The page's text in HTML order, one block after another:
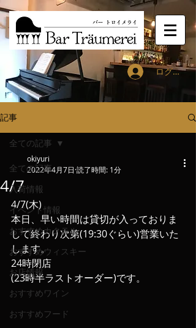
ログイン
記事
全ての記事
入荷情報
イベント情報
おすすめカクテル
おすすめウィスキー
お店情報
おすすめワイン
おすすめフード
全ての記事
4/7
okiyuri
2022年4月7日 読了時間: 1分
4/7(木)
本日、早い時間は貸切が入っておりま
して終わり次第(19:30ぐらい)営業いた
します。
24時閉店
(23時半ラストオーダー)です。